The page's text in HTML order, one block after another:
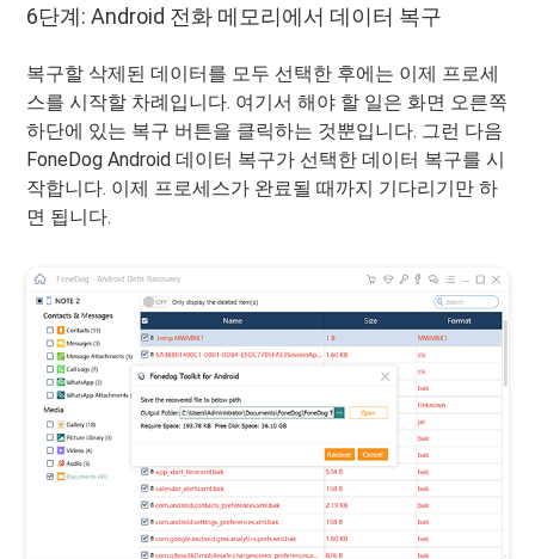
6단계: Android 전화 메모리에서 데이터 복구
복구할 삭제된 데이터를 모두 선택한 후에는 이제 프로세
스를 시작할 차례입니다. 여기서 해야 할 일은 화면 오른쪽
하단에 있는 복구 버튼을 클릭하는 것뿐입니다. 그런 다음
FoneDog Android 데이터 복구가 선택한 데이터 복구를 시
작합니다. 이제 프로세스가 완료될 때까지 기다리기만 하
면 됩니다.